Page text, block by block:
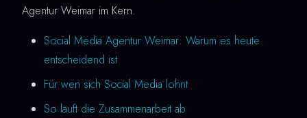
Agentur Weimar im Kern.
Social Media Agentur Weimar: Warum es heute
entscheidend ist
Für wen sich Social Media lohnt
So läuft die Zusammenarbeit ab